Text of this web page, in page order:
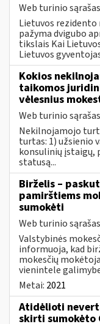
Web turinio sąrašas
Lietuvos
pažyma dvigubo
tikslais Kai
Lietuvos
Kokios
taikomos
vėlesnius
Web turinio sąrašas
Nekilnojamojo
turtas: 1) užsienio
konsulinių įstaigų,
statusą...
Birželis –
pamirštiems
sumokėti
Web turinio sąrašas
Valstybinės
informuoja, kad
mokesčių
vienintele
Metai: 2021
Atidėlioti
skirti sumokėto